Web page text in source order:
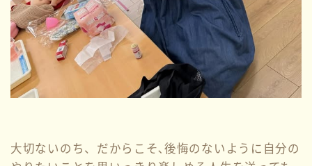
大切ないのち、だからこそ､後悔のないように自分の